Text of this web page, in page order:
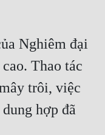
Nghiêm đại
Thao tác
trôi, việc
hợp đã